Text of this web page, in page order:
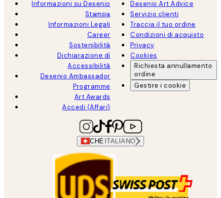
Informazioni su Desenio
Stampa
Informazioni Legali
Career
Sostenibilità
Dichiarazione di
Accessibilità
Desenio Ambassador
Programme
Art Awards
Accedi (Affari)
Desenio Art Advice
Servizio clienti
Traccia il tuo ordine
Condizioni di acquisto
Privacy
Cookies
Richiesta annullamento
ordine
Gestire i cookie
CHE ITALIANO